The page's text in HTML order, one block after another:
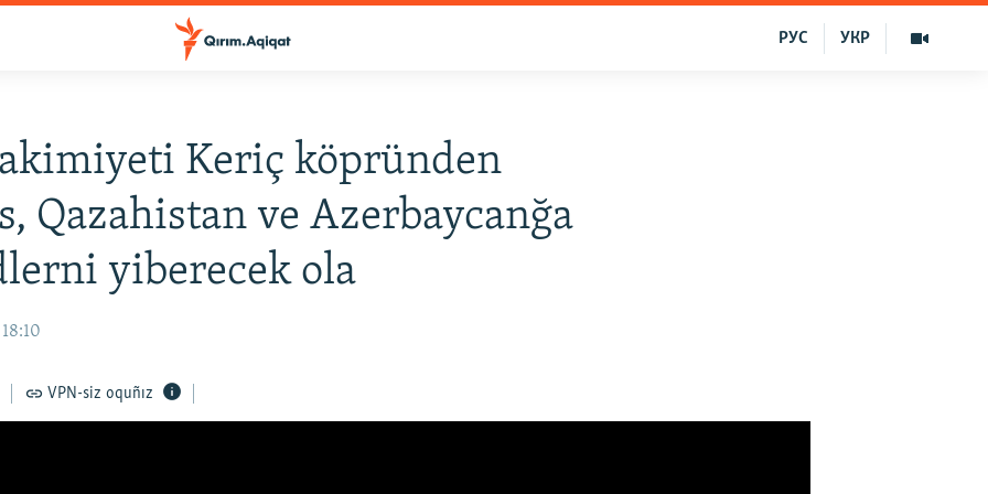
УКР
РУС
akimiyeti Keriç köpründen
Qazahistan ve Azerbaycanğa
yiberecek ola
VPN-siz oquñız